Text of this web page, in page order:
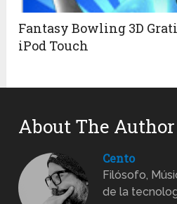
Fantasy Bowling 3D
iPod Touch
About The Author
Cento
Filósofo,
de la